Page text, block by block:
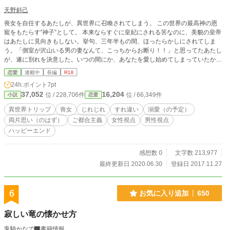
天野斜己
喪女を自任するあたしが、異世界に召喚されてしまう。 この世界の最高神の恩
寵をもたらす“神子”として。 本来ならすぐに皇妃にされる筈なのに、美貌の皇帝
はあたしに見向きもしない。挙句、三年半もの間、ほったらかしにされてしま
う。「側室が沢山いる男の妻なんて、こっちからお断り！！」と思ってたあたし
が、遂に別れを決意した。いつの間にか、あなたを愛し始めてしまっていたか
ら・・・ ※ 王道の異世界トリップものです。 ※ ご都合主義、万歳！！ ※
ゆるゆるの設定で、【降りて】くるままに書いておりますので、 あまり深
い突っ込みはどうかご容赦下さい。
恋愛 連載中 長編 R18
24h.ポイント 7pt
小説 37,052 位 / 228,706件 恋愛 16,204 位 / 66,349件
異世界トリップ 喪女 じれじれ すれ違い
溺愛（の予定）
両片思い（のはず）
ご都合主義 女性視点
男性視点
ハッピーエンド
感想数 0
文字数 213,977
最終更新日 2020.06.30
登録日 2017.11.27
6 お気に入り追加 650
寂しい竜の懐かせ方